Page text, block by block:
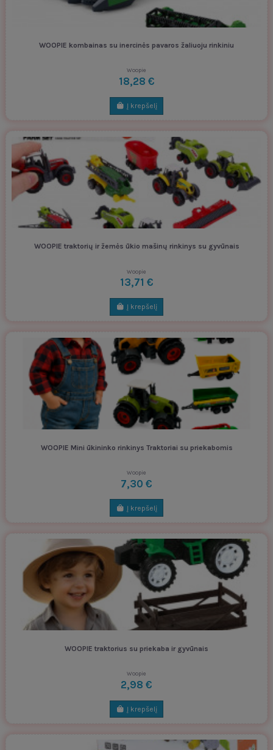
WOOPIE kombainas su inercinės pavaros žaliuoju rinkiniu
Woopie
18,28 €
Į krepšelį
WOOPIE traktorių ir žemės ūkio mašinų rinkinys su gyvūnais
Woopie
13,71 €
Į krepšelį
WOOPIE Mini ūkininko rinkinys Traktoriai su priekabomis
Woopie
7,30 €
Į krepšelį
WOOPIE traktorius su priekaba ir gyvūnais
Woopie
2,98 €
Į krepšelį